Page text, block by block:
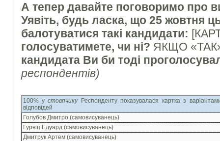
А тепер давайте поговоримо про
Уявіть, будь ласка, що 25 жовтня
балотуватися такі кандидати:
голосуватимете, чи ні? ЯКЩО
кандидата Ви би тоді
респондентів)
100% устовпчику
Респонденту показувалася картка з
відповідей
Голубов Дмитро (самовисуванець)
Гурвіц Едуард (самовисуванець)
Дмитрук Артем (самовисуванець)